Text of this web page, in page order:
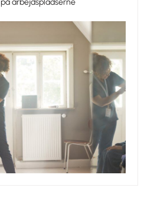
på arbejdspladserne